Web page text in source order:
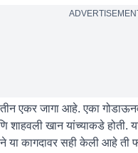
एकर जागा आहे. एका
खान यांच्याकडे होती. या
कागदावर सही केली आहे ती